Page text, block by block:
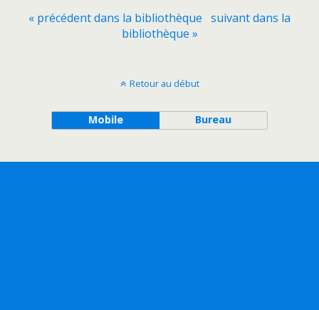
« précédent dans la bibliothèque suivant dans la
bibliothèque »
Retour au début
Mobile Bureau